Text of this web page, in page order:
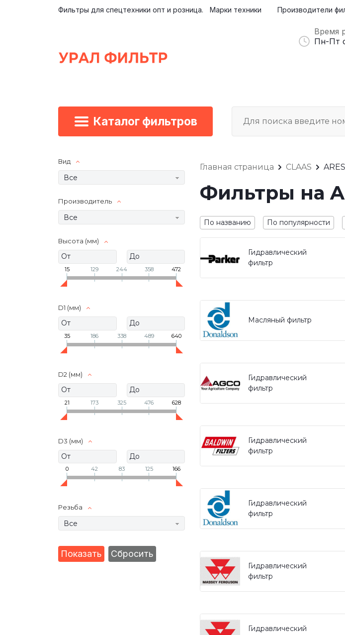
Каталог фильтров
Фильтры для спецтехники опт и розница. Марки техники Производители
Время
Пн-Пт
Вид
Все
Производитель
Все
Высота (мм)
15 129 244 358 472
D1 (мм)
35 186 338 489 640
D2 (мм)
21 173 325 476 628
D3 (мм)
0 42 83 125 166
Резьба
Все
Главная страница CLAAS
Фильтры на
По названию По популярности
Гидравлический
фильтр
Масляный фильтр
Гидравлический
фильтр
Гидравлический
фильтр
Гидравлический
фильтр
Гидравлический
фильтр
Гидравлический